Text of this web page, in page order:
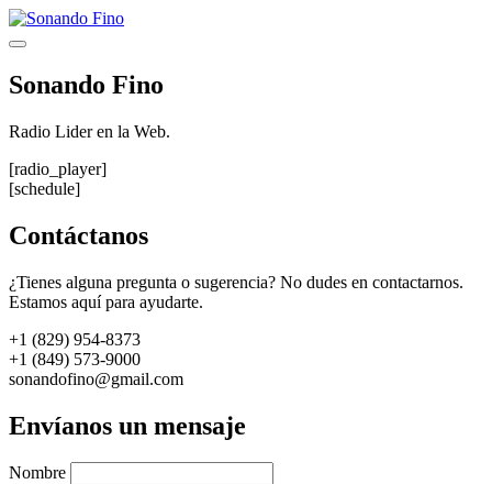
Saltar
al
Menú
Sonando Fino
Radio Lider en la Web.
[radio_player]
[schedule]
Contáctanos
¿Tienes alguna pregunta o sugerencia? No dudes en contactarnos.
Estamos aquí para ayudarte.
+1 (829) 954-8373
+1 (849) 573-9000
sonandofino@gmail.com
Envíanos un mensaje
Nombre